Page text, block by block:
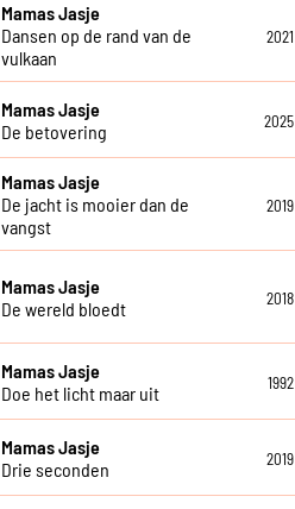
Mamas Jasje
Dansen op de rand van de
vulkaan
2021
Mamas Jasje
De betovering
2025
Mamas Jasje
De jacht is mooier dan de
vangst
2019
Mamas Jasje
De wereld bloedt
2018
Mamas Jasje
Doe het licht maar uit
1992
Mamas Jasje
Drie seconden
2019